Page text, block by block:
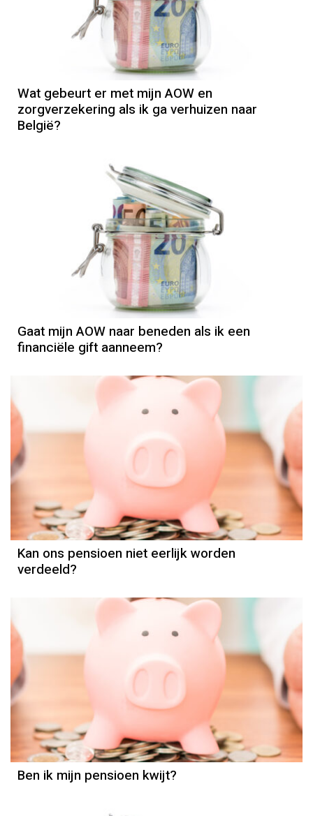
AOW
Wat gebeurt er met mijn AOW en
zorgverzekering als ik ga verhuizen naar
België?
AOW
Gaat mijn AOW naar beneden als ik een
financiële gift aanneem?
Pensioen
Kan ons pensioen niet eerlijk worden
verdeeld?
Pensioen
Ben ik mijn pensioen kwijt?